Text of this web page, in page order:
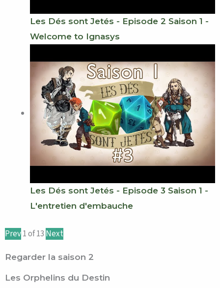
Les Dés sont Jetés - Episode 2 Saison 1 -
Welcome to Ignasys
Les Dés sont Jetés - Episode 3 Saison 1 -
L'entretien d'embauche
Prev1of13 Next
Regarder la saison 2
Les Orphelins du Destin